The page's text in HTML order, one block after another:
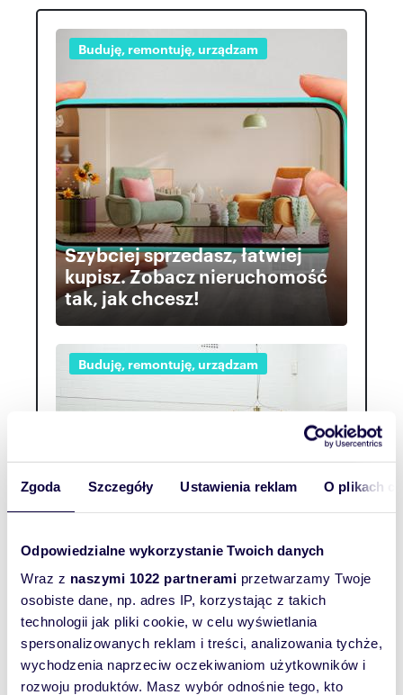
Zgoda Szczegóły Ustawienia reklam O plikach
Odpowiedzialne wykorzystanie Twoich danych
Wraz z naszymi 1022 partnerami przetwarzamy Twoje
osobiste dane, np. adres IP, korzystając z takich
technologii jak pliki cookie, w celu wyświetlania
spersonalizowanych reklam i treści, analizowania tychże,
wychodzenia naprzeciw oczekiwaniom użytkowników i
rozwoju produktów. Masz wybór odnośnie tego, kto
Buduję, remontuję, urządzam
Szybciej sprzedasz, łatwiej
kupisz. Zobacz nieruchomość
tak, jak chcesz!
Buduję, remontuję, urządzam
Beton na ścianie. Jak uzyskać
loftowy klimat w mieszkaniu?
Rynek nieruchomości